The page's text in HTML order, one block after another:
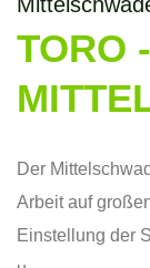
TORO -
Der
Arbeit auf
Einstellung der